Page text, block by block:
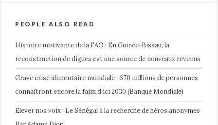
PEOPLE ALSO READ
Histoire motivante de la FAO : En Guinée-Bissau, la
reconstruction de digues est une source de nouveaux revenus
Grave crise alimentaire mondiale : 670 millions de personnes
connaîtront encore la faim d’ici 2030 (Banque Mondiale)
Élever nos voix : Le Sénégal à la recherche de héros anonymes